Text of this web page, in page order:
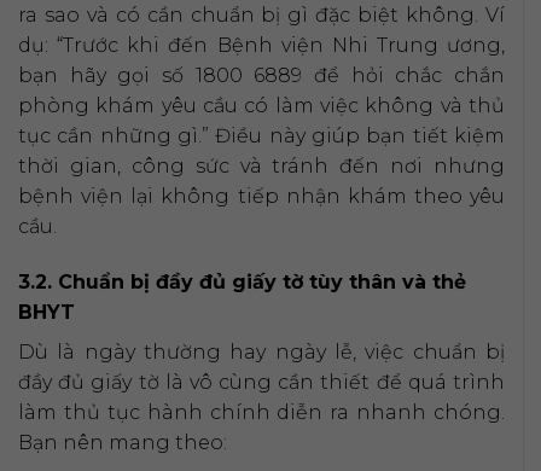
ra sao và có cần chuẩn bị gì đặc biệt không. Ví
dụ: “Trước khi đến Bệnh viện Nhi Trung ương,
bạn hãy gọi số 1800 6889 để hỏi chắc chắn
phòng khám yêu cầu có làm việc không và thủ
tục cần những gì.” Điều này giúp bạn tiết kiệm
thời gian, công sức và tránh đến nơi nhưng
bệnh viện lại không tiếp nhận khám theo yêu
cầu.
3.2. Chuẩn bị đầy đủ giấy tờ tùy thân và thẻ
BHYT
Dù là ngày thường hay ngày lễ, việc chuẩn bị
đầy đủ giấy tờ là vô cùng cần thiết để quá trình
làm thủ tục hành chính diễn ra nhanh chóng.
Bạn nên mang theo: